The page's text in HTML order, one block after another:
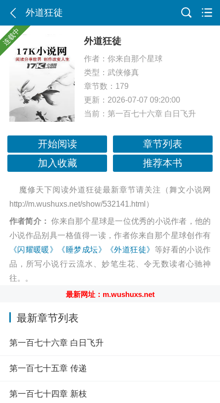
外道狂徒
连载中 外道狂徒
作者： 你来自那个星球
类型： 武侠修真
章节数：179
更新：2026-07-07 09:20:00
当前： 第一百七十六章 白日飞升
开始阅读
章节列表
加入收藏
推荐本书
魔修天下阅读外道狂徒最新章节请关注（舞文小说网
http://m.wushuxs.net/show/532141.html）
作者简介： 你来自那个星球是一位优秀的小说作者，他的
小说作品别具一格值得一读，作者你来自那个星球创作有
《闪耀暖暖》
《睡梦成坛》 《外道狂徒》 等好看的小说作
品，所写小说行云流水、妙笔生花、令无数读者心驰神
往。。
最新网址：m.wushuxs.net
最新章节列表
第一百七十六章 白日飞升
第一百七十五章 传递
第一百七十四章 新枝